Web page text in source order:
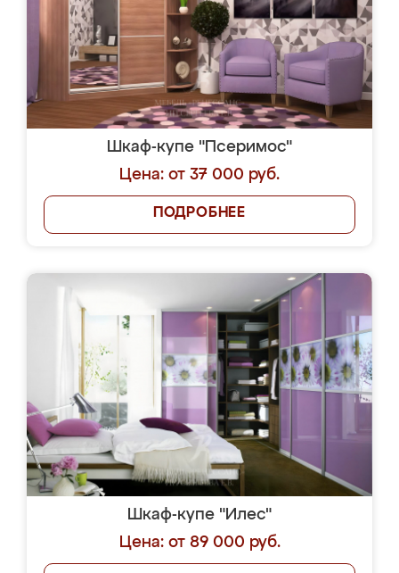
Шкаф-купе "Псеримос"
Цена: от 37 000 руб.
ПОДРОБНЕЕ
Шкаф-купе "Илес"
Цена: от 89 000 руб.